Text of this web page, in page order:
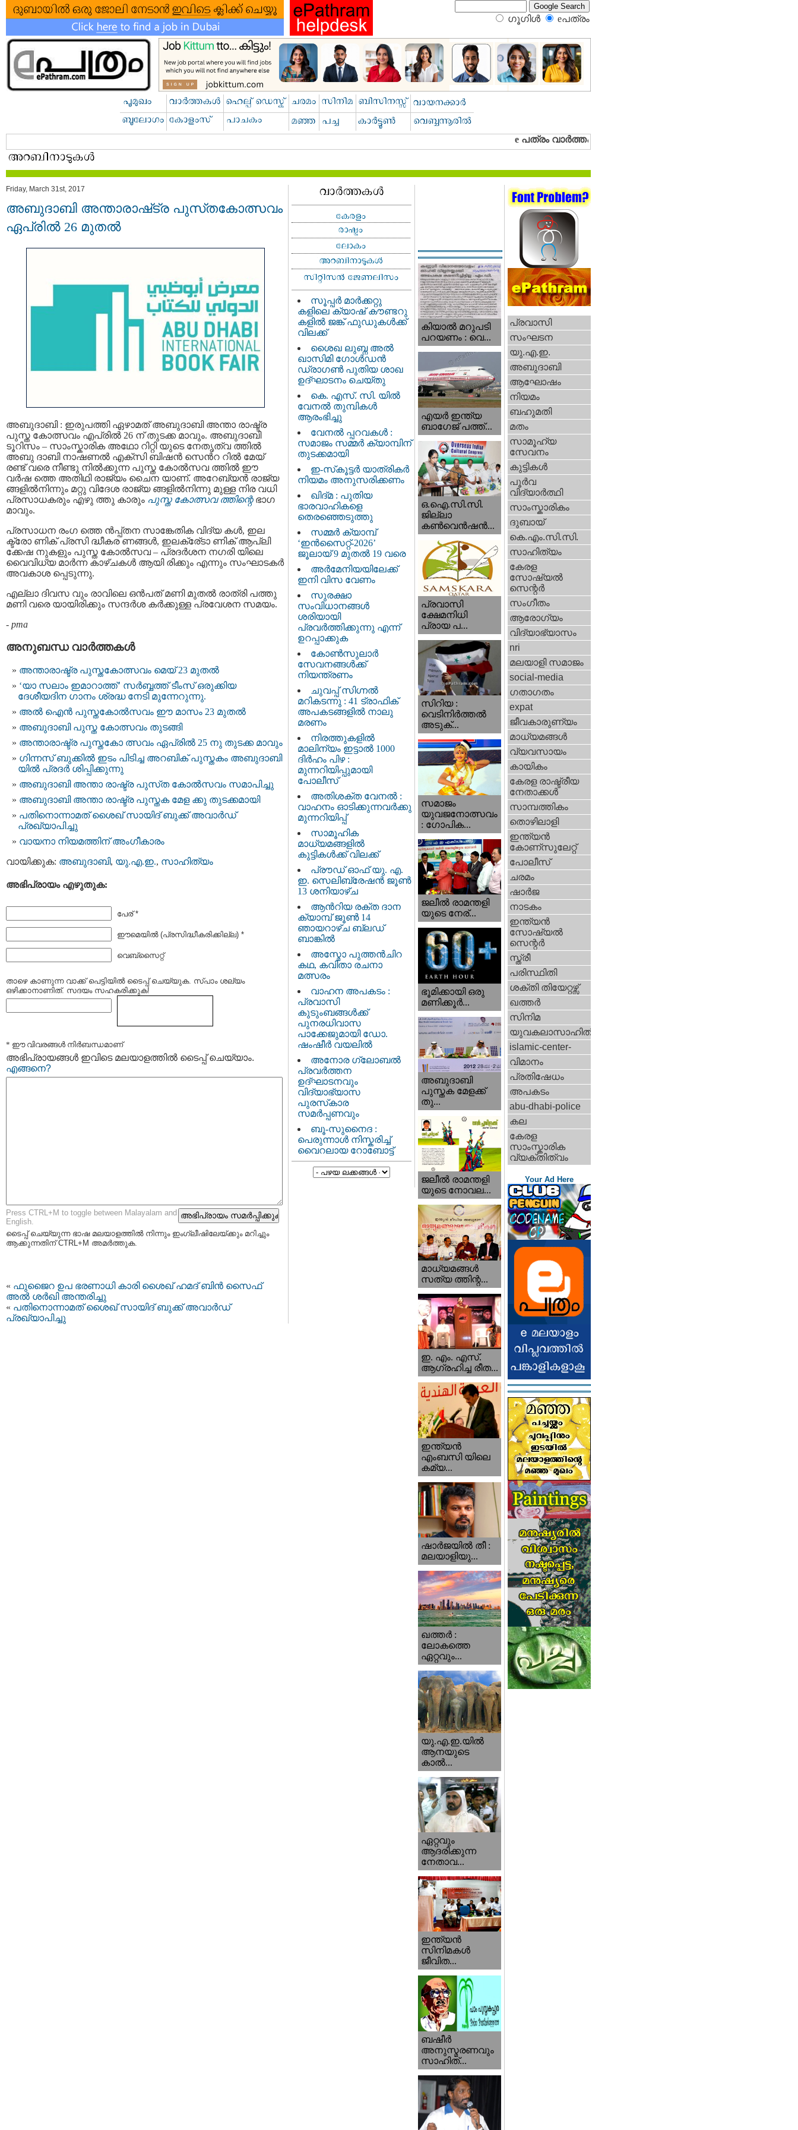
ഗൂഗിള്‍ eപത്രം‍
Friday, March 31st, 2017
അബുദാബി അന്താരാഷ്​ട്ര പുസ്​തകോത്സവം
ഏപ്രിൽ 26 മുതല്‍
അബുദാബി : ഇരുപത്തി ഏഴാമത് അബുദാബി അന്താ രാഷ്ട്ര
പുസ്ത കോത്സവം എപ്രിൽ 26 ന് തുടക്ക മാവും. അബുദാബി
ടൂറിസം – സാംസ്കാരിക അഥോ റിറ്റി യുടെ നേതൃത്വ ത്തിൽ
അബു ദാബി നാഷണൽ എക്സി ബിഷൻ സെൻറ റില്‍ മേയ്
രണ്ട് വരെ നീണ്ടു നില്‍ക്കുന്ന പുസ്ത കോല്‍സവ ത്തില്‍ ഈ
വര്‍ഷ ത്തെ അതിഥി രാജ്യം ചൈന യാണ്. അറേബ്യൻ രാജ്യ
ങ്ങളിൽനിന്നും മറ്റു വിദേശ രാജ്യ ങ്ങളിൽനിന്നു മുള്ള നിര വധി
പ്രസാധകരും എഴു ത്തു കാരും പുസ്ത കോത്സവ ത്തിന്റെഭാഗ
മാവും.
പ്രസാധന രംഗ ത്തെ ന്‍പ്പ്തന സാങ്കേതിക വിദ്യ കൾ, ഇല
ക്ട്രോ ണിക് പ്രസി ദ്ധീകര ണങ്ങൾ, ഇലക്രേ്ടാ ണിക് ആപ്ലി
ക്കേഷ നുകളും പുസ്ത കോല്‍സവ – പ്രദര്‍ശന നഗരി യിലെ
വൈവിധ്യ മാര്‍ന്ന കാഴ്ചകള്‍ ആയി രിക്കും എന്നും സംഘാടകര്‍
അവകാശ പ്പെടുന്നു.
എല്ലാ ദിവസ വും രാവിലെ ഒൻപത് മണി മുതൽ രാത്രി പത്തു
മണി വരെ യായിരിക്കും സന്ദര്‍ശ കര്‍ക്കുള്ള പ്രവേശന സമയം.
- pma
അനുബന്ധ വാര്‍ത്തകള്‍
അന്താരാഷ്ട്ര പുസ്തകോത്സവം മെയ് 23 മുതൽ
‘യാ സലാം ഇമാറാത്ത്’ സര്‍ബ്ബത്ത് ടീംസ് ഒരുക്കിയ
ദേശീയദിന ഗാനം ശ്രദ്ധ നേടി മുന്നേറുന്നു.
അൽ ഐൻ പുസ്തകോൽസവം ഈ മാസം 23 മുതൽ
അബുദാബി പുസ്ത കോത്സവം തുടങ്ങി
അന്താരാഷ്ട്ര പുസ്തകോ ത്സവം ഏപ്രില്‍ 25 നു തുടക്ക മാവും
ഗിന്നസ് ബുക്കിൽ ഇടം പിടിച്ച അറബിക് പുസ്തകം അബുദാബി
യിൽ പ്രദർ ശിപ്പിക്കുന്നു
അബുദാബി അന്താ രാഷ്ട്ര പുസ്‌ത കോൽസവം സമാപിച്ചു
അബുദാബി അന്താ രാഷ്ട്ര പുസ്തക മേള ക്കു തുടക്കമായി
പതിനൊന്നാമത് ശൈഖ് സായിദ് ബുക്ക് അവാര്‍ഡ്
പ്രഖ്യാപിച്ചു
വായനാ നിയമത്തിന് അംഗീകാരം
വായിക്കുക: അബുദാബി, യു.എ.ഇ., സാഹിത്യം
അഭിപ്രായം എഴുതുക:
പേര് *
ഈമെയില്‍ (പ്രസിദ്ധീകരിക്കില്ല) *
വെബ്സൈറ്റ്
താഴെ കാണുന്ന വാക്ക് പെട്ടിയില്‍ ടൈപ്പ്‌ ചെയ്യുക. സ്പാം ശല്യം
ഒഴിക്കാനാണിത്. സദയം സഹകരിക്കുക!
* ഈ വിവരങ്ങള്‍ നിര്‍ബന്ധമാണ്
അഭിപ്രായങ്ങള്‍ ഇവിടെ മലയാളത്തില്‍ ടൈപ്പ് ചെയ്യാം.
എങ്ങനെ?
Press CTRL+M to toggle between Malayalam and
English.
ടൈപ്പ്‌ ചെയ്യുന്ന ഭാഷ മലയാളത്തില്‍ നിന്നും ഇംഗ്ലീഷിലേയ്ക്കും മറിച്ചും
ആക്കുന്നതിന് CTRL+M അമര്‍ത്തുക.
« ഫുജൈറ ഉപ ഭരണാധി കാരി ശൈഖ് ഹമദ് ബിന്‍ സൈഫ്
അല്‍ ശര്‍ഖി അന്തരിച്ചു
« പതിനൊന്നാമത് ശൈഖ് സായിദ് ബുക്ക് അവാര്‍ഡ്
പ്രഖ്യാപിച്ചു
സൂപ്പർ മാർക്കറ്റു
കളിലെ ക്യാഷ് കൗണ്ടറു
കളിൽ ജങ്ക് ഫുഡുകൾക്ക്
വിലക്ക്
ശൈഖ ലുബ്ന അൽ
ഖാസിമി ഗോൾഡൻ
ഡ്രാഗൺ പുതിയ ശാഖ
ഉദ്ഘാടനം ചെയ്തു
കെ. എസ്. സി. യിൽ
വേനൽ തുമ്പികൾ
ആരംഭിച്ചു
വേനൽ പ്പറവകൾ :
സമാജം സമ്മർ ക്യാമ്പിന്
തുടക്കമായി
ഇ-സ്‌കൂട്ടർ യാത്രികർ
നിയമം അനുസരിക്കണം
ഖിദ്മ : പുതിയ
ഭാരവാഹികളെ
തെരഞ്ഞെടുത്തു
സമ്മർ ക്യാമ്പ്
‘ഇൻസൈറ്റ്-2026’
ജൂലായ് 9 മുതൽ 19 വരെ
അർമേനിയയിലേക്ക്
ഇനി വിസ വേണം
സുരക്ഷാ
സംവിധാനങ്ങൾ
ശരിയായി
പ്രവർത്തിക്കുന്നു എന്ന്
ഉറപ്പാക്കുക
കോൺസുലാർ
സേവനങ്ങൾക്ക്
നിയന്ത്രണം
ചുവപ്പ് സിഗ്നൽ
മറികടന്നു : 41 ട്രാഫിക്
അപകടങ്ങളിൽ നാലു
മരണം
നിരത്തുകളിൽ
മാലിന്യം ഇട്ടാൽ 1000
ദിർഹം പിഴ :
മുന്നറിയിപ്പുമായി
പോലീസ്
അതിശക്ത വേനൽ :
വാഹനം ഓടിക്കുന്നവർക്കു
മുന്നറിയിപ്പ്
സാമൂഹിക
മാധ്യമങ്ങളിൽ
കുട്ടികൾക്ക് വിലക്ക്
പ്രൗഡ് ഓഫ് യു. എ.
ഇ. സെലിബ്രേഷൻ ജൂൺ
13 ശനിയാഴ്ച
ആൻറിയ രക്ത ദാന
ക്യാമ്പ് ജൂൺ 14
ഞായറാഴ്ച ബ്ലഡ്
ബാങ്കിൽ
അസ്മോ പുത്തൻചിറ
കഥ, കവിതാ രചനാ
മത്സരം
വാഹന അപകടം :
പ്രവാസി
കുടുംബങ്ങൾക്ക്
പുനരധിവാസ
പാക്കേജുമായി ഡോ.
ഷംഷീർ വയലിൽ
അനോര ഗ്ലോബൽ
പ്രവർത്തന
ഉദ്ഘാടനവും
വിദ്യാഭ്യാസ
പുരസ്‌കാര
സമർപ്പണവും
ബൂ-സുനൈദ :
പെരുന്നാൾ നിസ്കരിച്ച്
വൈറലായ റോബോട്ട്
കിയാല്‍ മറുപടി
പറയണം : വെ...
എയര്‍ ഇന്ത്യ
ബാഗേജ് പത്ത്...
ഒ.ഐ.സി.സി.
ജില്ലാ
കൺവെൻഷൻ...
പ്രവാസി
ക്ഷേമനിധി
പ്രായ പ...
സിറിയ :
വെടിനിർത്തൽ
അടുക്...
സമാജം
യുവജനോത്സവം
: ഗോപിക...
ജലീല്‍ രാമന്തളി
യുടെ നേര്...
ഭൂമിക്കായി ഒരു
മണിക്കൂര്‍...
അബുദാബി
പുസ്തക മേളക്ക്
തു...
ജലീല്‍ രാമന്തളി
യുടെ നോവല...
മാധ്യമങ്ങള്‍
സത്യ ത്തിന്റ...
ഇ. എം. എസ്.
ആഗ്രഹിച്ച രീത...
ഇന്ത്യന്‍
എംബസി യിലെ
കമ്യ...
ഷാര്‍ജയില്‍ തീ :
മലയാളിയു...
ഖത്തര്‍ :
ലോകത്തെ
ഏറ്റവും...
യു.എ.ഇ.യില്‍
ആനയുടെ
കാല്‍...
ഏറ്റവും
ആദരിക്കുന്ന
നേതാവ...
ഇന്ത്യന്‍
സിനിമകള്‍
ജീവിത...
ബഷീര്‍
അനുസ്മരണവും
സാഹിത്...
പ്രവാസി
സംഘടന
യു.എ.ഇ.
അബുദാബി
ആഘോഷം
നിയമം
ബഹുമതി
മതം
സാമൂഹ്യ
സേവനം
കുട്ടികള്‍
പൂര്‍വ
വിദ്യാര്‍ത്ഥി
സാംസ്കാരികം
ദുബായ്‌
കെ.എം.സി.സി.
സാഹിത്യം
കേരള
സോഷ്യല്‍
സെന്റര്‍
സംഗീതം
ആരോഗ്യം
വിദ്യാഭ്യാസം
nri
മലയാളി സമാജം
social-media
ഗതാഗതം
expat
ജീവകാരുണ്യം
മാധ്യമങ്ങള്‍
വ്യവസായം
കായികം
കേരള രാഷ്ട്രീയ
നേതാക്കള്‍
സാമ്പത്തികം
തൊഴിലാളി
ഇന്ത്യന്‍
കോണ്സുലേറ്റ്
പോലീസ്
ചരമം
ഷാര്‍ജ
നാടകം
ഇന്ത്യന്‍
സോഷ്യല്‍
സെന്റര്‍
സ്ത്രീ
പരിസ്ഥിതി
ശക്തി തിയേറ്റഴ്സ്
ഖത്തര്‍
സിനിമ
യുവകലാസാഹിതി
islamic-center-
വിമാനം
പ്രതിഷേധം
അപകടം
abu-dhabi-police
കല
കേരള
സാംസ്കാരിക
വ്യക്തിത്വം
Your Ad Here